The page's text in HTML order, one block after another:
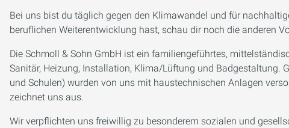
Bei uns bist du täglich gegen den Klimawandel und für
beruflichen Weiterentwicklung hast, schau dir noch die anderen
Die Schmoll & Sohn GmbH ist ein familiengeführtes,
Sanitär, Heizung, Installation, Klima/Lüftung und Badgestaltung.
und Schulen) wurden von uns mit haustechnischen Anlagen
zeichnet uns aus.
Wir verpflichten uns freiwillig zu besonderem sozialen und